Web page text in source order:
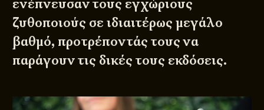
ενέπνευσαν τους εγχώριους
ζυθοποιούς σε ιδιαιτέρως μεγάλο
βαθμό, προτρέποντάς τους να
παράγουν τις δικές τους εκδόσεις.